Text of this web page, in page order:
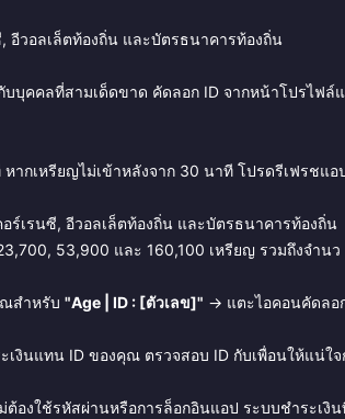
, อีวอลเล็ตท้องถิ่น และบัตรธนาคารท้องถิ่น
บุคคลที่สามเด็ดขาด คัดลอก ID จากหน้าโปรไฟล์
ากเหรียญไม่เข้าหลังจาก 30 นาที โปรดรีเฟรชแอ
ร์เรนซี, อีวอลเล็ตท้องถิ่น และบัตรธนาคารท้องถิ่น
53,900 และ 160,100 เหรียญ รวมถึงจำนว
สำหรับ "Age | ID : [ตัวเลข]" → แตะไอคอนคัดลอ
เงินแทน ID ของคุณ ตรวจสอบ ID กับเพื่อนให้แน่ใ
ต้องใช้รหัสผ่านหรือการล็อกอินแอป ระบบชำระเงิ